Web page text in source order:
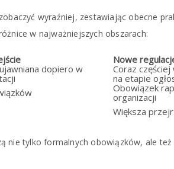
wyraźniej, zestawiając obecne
w najważniejszych obszarach:
Nowe
dopiero w
Coraz
na etapie
Obowiązek
organizacji
Większa
nie tylko formalnych obowiązków, ale